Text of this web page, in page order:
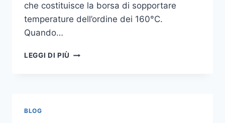
che costituisce la borsa di sopportare
temperature dell’ordine dei 160°C.
Quando…
LEGGI DI PIÙ COME
BLOG